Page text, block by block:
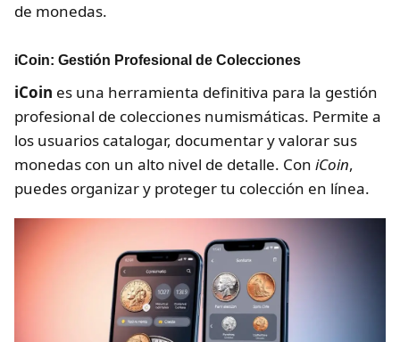
de monedas.
iCoin: Gestión Profesional de Colecciones
iCoin es una herramienta definitiva para la gestión
profesional de colecciones numismáticas. Permite a
los usuarios catalogar, documentar y valorar sus
monedas con un alto nivel de detalle. Con iCoin,
puedes organizar y proteger tu colección en línea.